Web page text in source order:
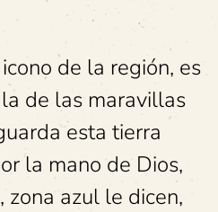
de la región, es
de las maravillas
esta tierra
la mano de Dios,
azul le dicen,